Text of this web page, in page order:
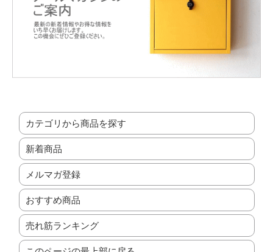
カテゴリから商品を探す
新着商品
メルマガ登録
おすすめ商品
売れ筋ランキング